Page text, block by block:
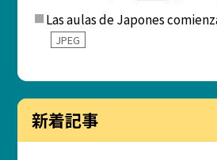
Las aulas de Japones
JPEG
新着記事